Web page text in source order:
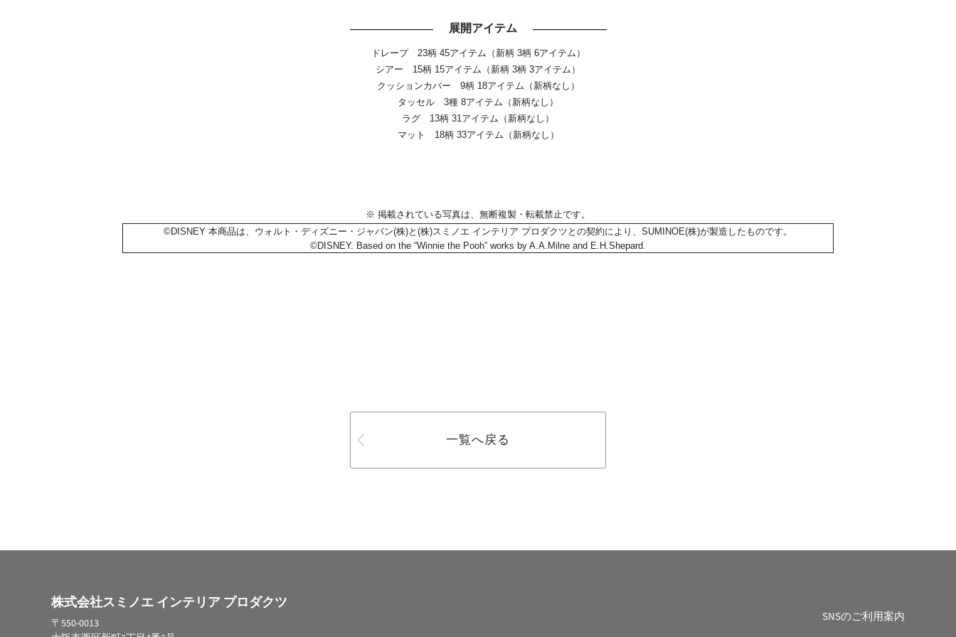
――――――――― 展開アイテム ――――――――
ドレープ 23柄 45アイテム（新柄 3柄 6アイテム）
シアー 15柄 15アイテム（新柄 3柄 3アイテム）
クッションカバー 9柄 18アイテム（新柄なし）
タッセル 3種 8アイテム（新柄なし）
ラグ 13柄 31アイテム（新柄なし）
マット 18柄 33アイテム（新柄なし）
※ 掲載されている写真は、無断複製・転載禁止です。
©DISNEY 本商品は、ウォルト・ディズニー・ジャパン(株)と(株)スミノエ インテリア プロダクツとの契約により、SUMINOE(株)が製造したものです。
©DISNEY. Based on the “Winnie the Pooh” works by A.A.Milne and E.H.Shepard.
一覧へ戻る
株式会社スミノエ インテリア プロダクツ
〒550-0013
SNSのご利用案内